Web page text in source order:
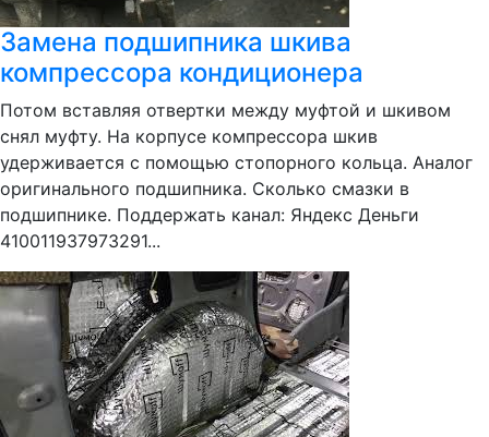
Замена подшипника шкива
компрессора кондиционера
Потом вставляя отвертки между муфтой и шкивом
снял муфту. На корпусе компрессора шкив
удерживается с помощью стопорного кольца. Аналог
оригинального подшипника. Сколько смазки в
подшипнике. Поддержать канал: Яндекс Деньги
410011937973291...